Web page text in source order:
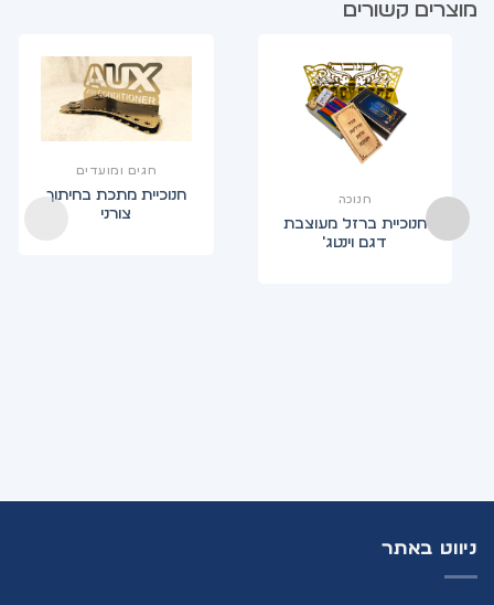
מוצרים קשורים
חגים ומועדים
חנוכיית מתכת בחיתוך
צורני
חנוכה
חנוכיית ברזל מעוצבת
דגם וינטג'
ניווט באתר